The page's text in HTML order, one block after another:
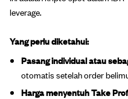
leverage.
Yang perlu diketahui:
Pasang individual atau
otomatis setelah order
Harga menyentuh Take